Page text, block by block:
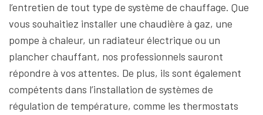
l’entretien de tout type de système de chauffage. Que
vous souhaitiez installer une chaudière à gaz, une
pompe à chaleur, un radiateur électrique ou un
plancher chauffant, nos professionnels sauront
répondre à vos attentes. De plus, ils sont également
compétents dans l’installation de systèmes de
régulation de température, comme les thermostats